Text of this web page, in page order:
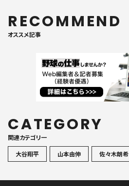
RECOMMEND
オススメ記事
CATEGORY
関連カテゴリ一
大谷翔平
山本由伸 佐々木朗希